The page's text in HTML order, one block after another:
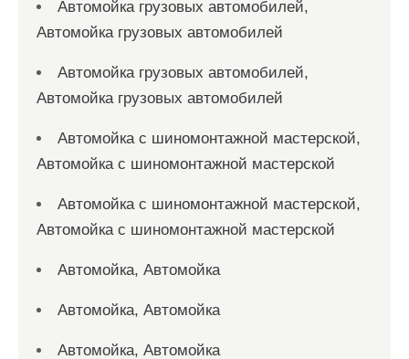
Автомойка грузовых автомобилей,
Автомойка грузовых автомобилей
Автомойка грузовых автомобилей,
Автомойка грузовых автомобилей
Автомойка с шиномонтажной мастерской,
Автомойка с шиномонтажной мастерской
Автомойка с шиномонтажной мастерской,
Автомойка с шиномонтажной мастерской
Автомойка, Автомойка
Автомойка, Автомойка
Автомойка, Автомойка